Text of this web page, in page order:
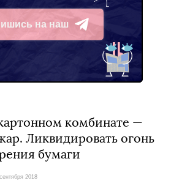
на наш
комбинате —
Ликвидировать огонь
бумаги
2018